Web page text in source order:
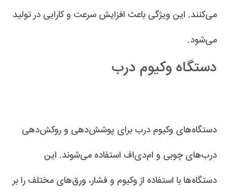
می‌کنند. این ویژگی باعث افزایش سرعت و کارایی در تولید
می‌شود.
دستگاه‌ وکیوم درب
دستگاه‌های وکیوم درب برای پوشش‌دهی و روکش‌دهی
درب‌های چوبی و ام‌دی‌اف استفاده می‌شوند. این
دستگاه‌ها با استفاده از وکیوم و فشار، ورق‌های مختلف را بر